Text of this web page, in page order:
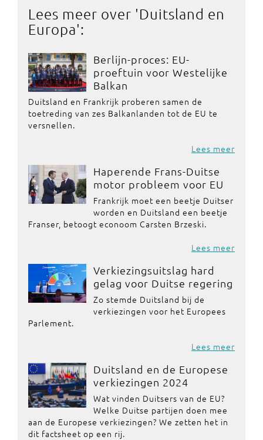
Lees meer over 'Duitsland en
Europa':
Berlijn-proces: EU-
proeftuin voor Westelijke
Balkan
Duitsland en Frankrijk proberen samen de
toetreding van zes Balkanlanden tot de EU te
versnellen.
Lees meer
Haperende Frans-Duitse
motor probleem voor EU
Frankrijk moet een beetje Duitser
worden en Duitsland een beetje
Franser, betoogt econoom Carsten Brzeski.
Lees meer
Verkiezingsuitslag hard
gelag voor Duitse regering
Zo stemde Duitsland bij de
verkiezingen voor het Europees
Parlement.
Lees meer
Duitsland en de Europese
verkiezingen 2024
Wat vinden Duitsers van de EU?
Welke Duitse partijen doen mee
aan de Europese verkiezingen? We zetten het in
dit factsheet op een rij.